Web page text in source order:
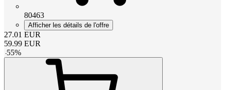
80463
Afficher les détails de l'offre
27.01 EUR
59.99 EUR
-55%